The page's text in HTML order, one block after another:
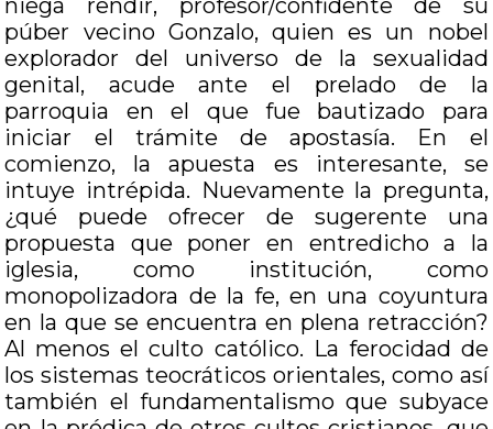
niega rendir, profesor/confidente de su
púber vecino Gonzalo, quien es un nobel
explorador del universo de la sexualidad
genital, acude ante el prelado de la
parroquia en el que fue bautizado para
iniciar el trámite de apostasía. En el
comienzo, la apuesta es interesante, se
intuye intrépida. Nuevamente la pregunta,
¿qué puede ofrecer de sugerente una
propuesta que poner en entredicho a la
iglesia, como institución, como
monopolizadora de la fe, en una coyuntura
en la que se encuentra en plena retracción?
Al menos el culto católico. La ferocidad de
los sistemas teocráticos orientales, como así
también el fundamentalismo que subyace